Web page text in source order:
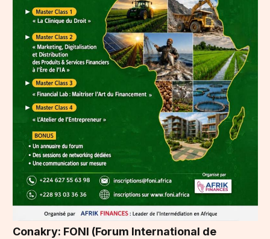
Conakry: FONI (Forum International de